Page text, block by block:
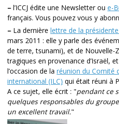
– l’ICCJ édite une Newsletter ou e-
français. Vous pouvez vous y
– La dernière lettre de la
mars 2011 : elle y parle des
de terre, tsunami), et de Nouvelle-
tragiques en provenance d’Israël,
l’occasion de la réunion du Comité
international (ILC) qui était réuni à
A ce sujet, elle écrit : "pendant ce
quelques responsables du groupe
un excellent travail."